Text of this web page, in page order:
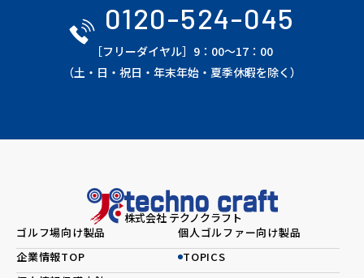
0120-524-045
［フリーダイヤル］9：00～17：00
（土・日・祝日・年末年始・夏季休暇を除く）
株式会社 テクノクラフト
ゴルフ場向け製品
個人ゴルファー向け製品
企業情報TOP
TOPICS